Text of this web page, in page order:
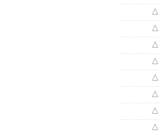
△
△
△
△
△
△
△
△